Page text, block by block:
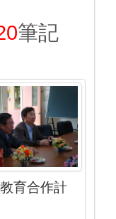
筆記
育合作計